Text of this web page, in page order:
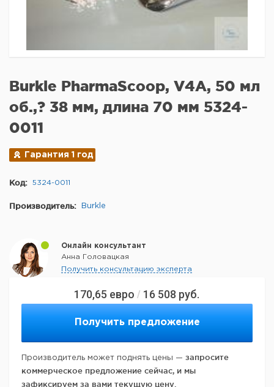
170,65 евро / 16 508 руб.
Получить предложение
Производитель может поднять цены — запросите
коммерческое предложение сейчас, и мы
зафиксируем за вами текущую цену.
Burkle PharmaScoop, V4A, 50 мл
об.,? 38 мм, длина 70 мм 5324-
0011
Гарантия 1 год
Код: 5324-0011
Производитель: Burkle
Онлайн консультант
Анна Головацкая
Получить консультацию эксперта